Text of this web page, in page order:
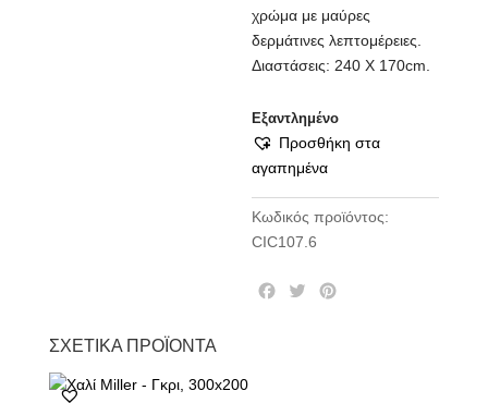
χρώμα με μαύρες
δερμάτινες λεπτομέρειες.
Διαστάσεις: 240 Χ 170cm.
Εξαντλημένο
Προσθήκη στα
αγαπημένα
Κωδικός προϊόντος:
CIC107.6
T
ΣΧΕΤΙΚΆ ΠΡΟΪΌΝΤΑ